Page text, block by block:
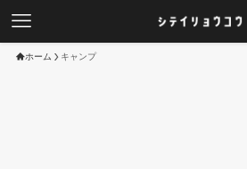
ホーム キャンプ